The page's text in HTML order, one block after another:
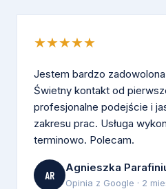
★★★★★
Jestem bardzo
Świetny kontakt od
profesjonalne podejście i
zakresu prac. Usługa
terminowo. Polecam.
AR
Agnieszka
Opinia z Google · 2